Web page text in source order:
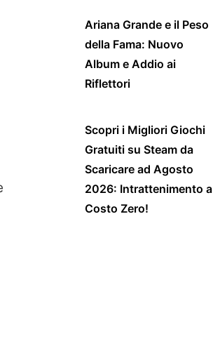
Ariana Grande e il Peso
della Fama: Nuovo
Album e Addio ai
Riflettori
Scopri i Migliori Giochi
Gratuiti su Steam da
Scaricare ad Agosto
2026: Intrattenimento a
Costo Zero!